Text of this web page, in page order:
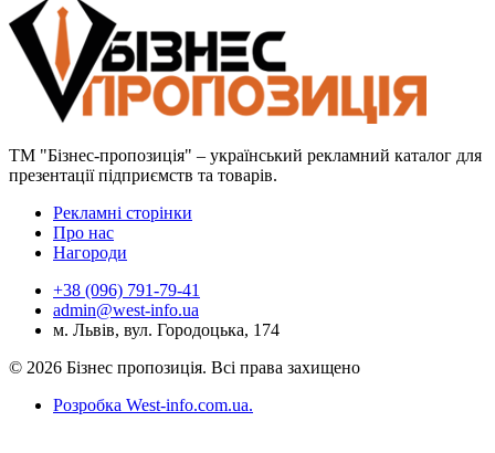
ТМ "Бізнес-пропозиція" – український рекламний каталог для
презентації підприємств та товарів.
Рекламні сторінки
Про нас
Нагороди
+38 (096) 791-79-41
admin@west-info.ua
м. Львів, вул. Городоцька, 174
© 2026 Бізнес пропозиція. Всі права захищено
Розробка West-info.com.ua.